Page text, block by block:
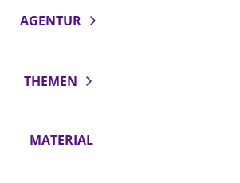
AGENTUR
THEMEN
MATERIAL